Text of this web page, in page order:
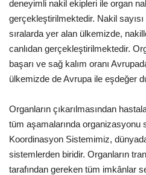
deneyimli nakil ekipleri ile organ
gerçekleştirilmektedir. Nakil sayısı
sıralarda yer alan ülkemizde,
canlıdan gerçekleştirilmektedir.
başarı ve sağ kalım oranı
ülkemizde de Avrupa ile eşdeğer
Organların çıkarılmasından
tüm aşamalarında organizasyonu
Koordinasyon Sistemimiz,
sistemlerden biridir. Organların
tarafından gereken tüm imkânlar